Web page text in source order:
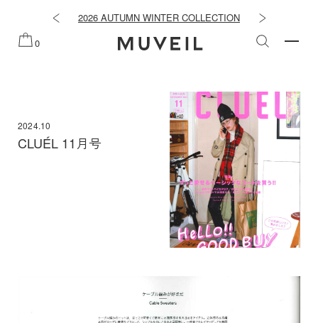
2026 AUTUMN WINTER COLLECTION
0
2024.10
CLUÉL 11月号